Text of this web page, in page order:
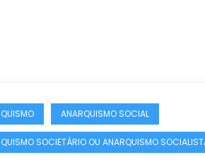
ANARQUISMO SOCIAL
SOCIETÁRIO OU ANARQUISMO